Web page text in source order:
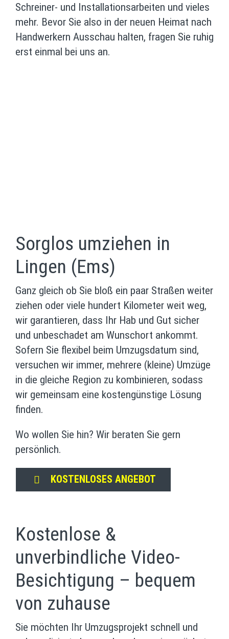
Schreiner- und Installationsarbeiten und vieles
mehr. Bevor Sie also in der neuen Heimat nach
Handwerkern Ausschau halten, fragen Sie ruhig
erst einmal bei uns an.
Sorglos umziehen in
Lingen (Ems)
Ganz gleich ob Sie bloß ein paar Straßen weiter
ziehen oder viele hundert Kilometer weit weg,
wir garantieren, dass Ihr Hab und Gut sicher
und unbeschadet am Wunschort ankommt.
Sofern Sie flexibel beim Umzugsdatum sind,
versuchen wir immer, mehrere (kleine) Umzüge
in die gleiche Region zu kombinieren, sodass
wir gemeinsam eine kostengünstige Lösung
finden.
Wo wollen Sie hin? Wir beraten Sie gern
persönlich.
KOSTENLOSES ANGEBOT
Kostenlose &
unverbindliche Video-
Besichtigung – bequem
von zuhause
Sie möchten Ihr Umzugsprojekt schnell und